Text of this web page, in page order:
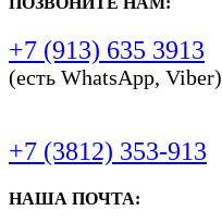
+7 (913) 635 3913
(есть WhatsApp, Viber)
+7 (3812) 353-913
НАША ПОЧТА: